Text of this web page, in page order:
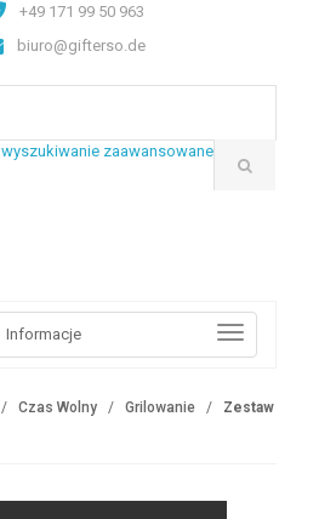
+49 171 99 50 963
biuro@gifterso.de
wyszukiwanie zaawansowane
Informacje
Czas Wolny Grilowanie
Zestaw